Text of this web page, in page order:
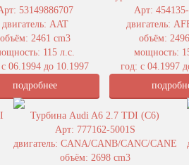
53149886707
двигатель: AAT
объём: 2461 cm3
115 л.с.
06.1994 до 10.1997
подробнее
Арт:
двигатель:
объём:
мощность:
год: с 04.1997
Турбина Audi A6 2.7 TDI (C6)
Арт: 777162-5001S
двигатель: CANA/CANB/CANC/CANE
объём: 2698 cm3